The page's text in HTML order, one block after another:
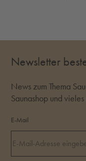
Newsletter
News zum Thema
Saunashop und
E-Mail